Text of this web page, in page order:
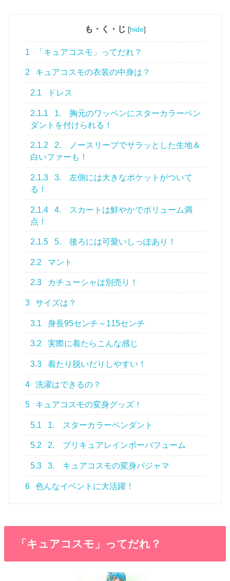
も・く・じ [hide]
1 「キュアコスモ」ってだれ？
2 キュアコスモの衣装の中身は？
2.1 ドレス
2.1.1
1. 胸元のワッペンにスターカラーペン
ダントを付けられる！
2.1.2
2. ノースリーブでサラッとした生地＆
白いファーも！
2.1.3
3. 左側には大きなポケットがついて
る！
2.1.4
4. スカートは鮮やかでボリューム満
点！
2.1.5 5. 後ろには可愛いしっぽあり！
2.2 マント
2.3 カチューシャは別売り！
3 サイズは？
3.1 身長95センチ～115センチ
3.2 実際に着たらこんな感じ
3.3 着たり脱いだりしやすい！
4 洗濯はできるの？
5 キュアコスモの変身グッズ！
5.1 1. スターカラーペンダント
5.2 2. プリキュアレインボーパフューム
5.3 3. キュアコスモの変身パジャマ
6 色んなイベントに大活躍！
「キュアコスモ」ってだれ？